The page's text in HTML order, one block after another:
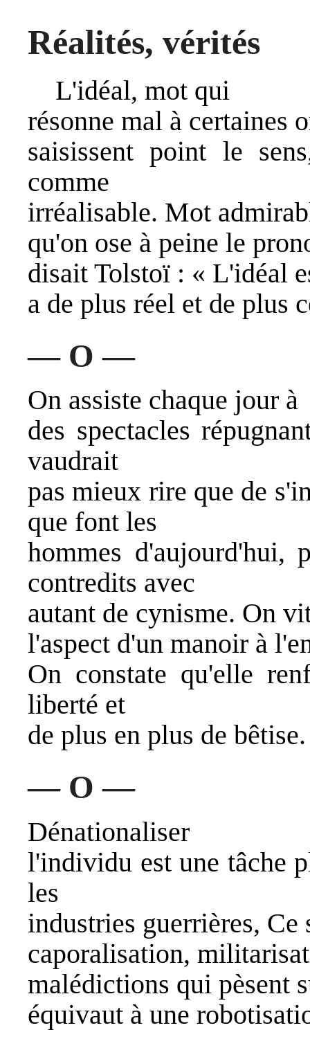
Réalités, vérités
L'idéal, mot qui
résonne mal à certaines
saisissent point le
comme
irréalisable. Mot
qu'on ose à peine le
disait Tolstoï : « L'idéal
a de plus réel et de plus
— O —
On assiste chaque jour à
des spectacles
vaudrait
pas mieux rire que de
que font les
hommes d'aujourd'hui,
contredits avec
autant de cynisme. On
l'aspect d'un manoir à
On constate qu'elle
liberté et
de plus en plus de bêtise.
— O —
Dénationaliser
l'individu est une tâche
les
industries guerrières,
caporalisation,
malédictions qui pèsent
équivaut à une